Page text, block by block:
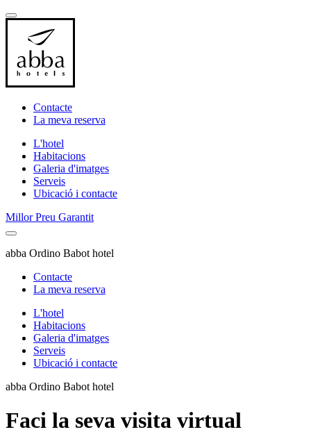
Contacte
La meva reserva
L'hotel
Habitacions
Galeria d'imatges
Serveis
Ubicació i contacte
Millor Preu Garantit
abba Ordino Babot hotel
Contacte
La meva reserva
L'hotel
Habitacions
Galeria d'imatges
Serveis
Ubicació i contacte
abba Ordino Babot hotel
Faci la seva visita virtual